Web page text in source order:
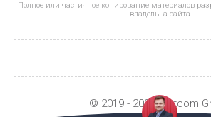
Полное или частичное копирование материалов
владельца сайта
© 2019 - 2026 Metcom